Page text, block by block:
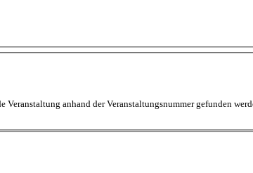
Veranstaltung anhand der Veranstaltungsnummer gefunden